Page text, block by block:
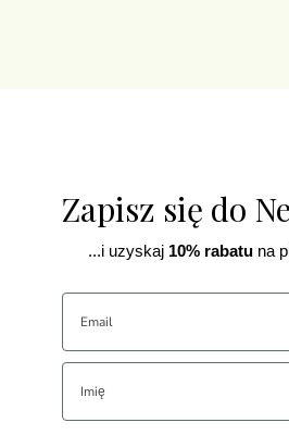
Zapisz się do
...i uzyskaj10% rabatuna